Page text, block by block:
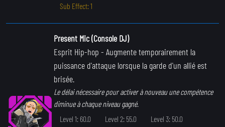
Sub Effect: 1
Present Mic (Console DJ)
Esprit Hip-hop - Augmente temporairement la
puissance d'attaque lorsque la garde d'un allié est
brisée.
Le délai nécessaire pour activer à nouveau une compétence
diminue à chaque niveau gagné.
Level 1: 60.0
Level 2: 55.0
Level 3: 50.0